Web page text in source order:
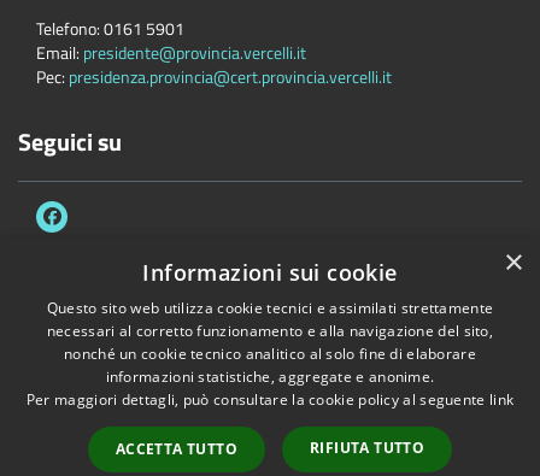
Telefono:0161 5901
Email: presidente@provincia.vercelli.it
Pec: presidenza.provincia@cert.provincia.vercelli.it
Seguici su
Accessibilità Privacy Cookie
Mappa del sito
Dichiarazione di accessibilità e meccanismo di feedback
Link Utili
Copyright © 2026 • Provincia di Vercelli • Powered byMunicipium•
×
Informazioni sui cookie
Questo sito web utilizza cookie tecnici e assimilati strettamente
necessari al corretto funzionamento e alla navigazione del sito,
nonché un cookie tecnico analitico al solo fine di elaborare
informazioni statistiche, aggregate e anonime.
Per maggiori dettagli, può consultare la cookie policy al seguente link
ACCETTA TUTTO RIFIUTA TUTTO